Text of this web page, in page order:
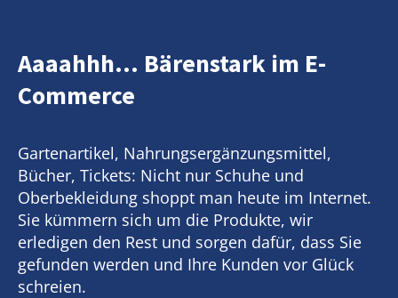
Aaaahhh... Bärenstark im E-
Commerce
Gartenartikel, Nahrungsergänzungsmittel,
Bücher, Tickets: Nicht nur Schuhe und
Oberbekleidung shoppt man heute im Internet.
Sie kümmern sich um die Produkte, wir
erledigen den Rest und sorgen dafür, dass Sie
gefunden werden und Ihre Kunden vor Glück
schreien.